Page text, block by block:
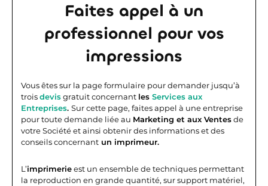
Faites appel à un
professionnel pour vos
impressions
Vous êtes sur la page formulaire pour demander jusqu’à
troisdevisgratuit concernant les Services aux
Entreprises. Sur cette page, faites appel à une entreprise
pour toute demande liée au Marketing et aux Ventesde
votre Société et ainsi obtenir des informations et des
conseils concernant un imprimeur.
L’imprimerieest un ensemble de techniques permettant
la reproduction en grande quantité, sur support matériel,